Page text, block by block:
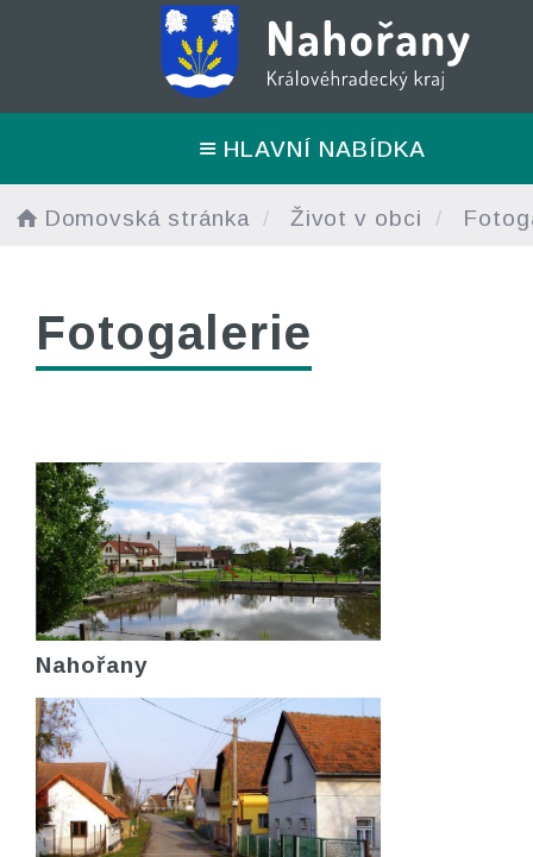
HLAVNÍ NABÍDKA
Domovská stránka Život v obci
Fotogalerie
Nahořany